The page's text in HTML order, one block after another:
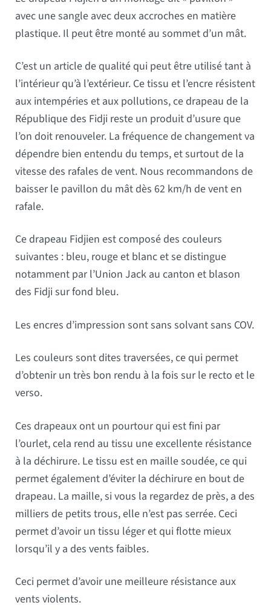
avec une sangle avec deux accroches en matière
plastique. Il peut être monté au sommet d’un mât.
C’est un article de qualité qui peut être utilisé tant à
l’intérieur qu’à l’extérieur. Ce tissu et l’encre résistent
aux intempéries et aux pollutions, ce drapeau de la
République des Fidji reste un produit d’usure que
l’on doit renouveler. La fréquence de changement va
dépendre bien entendu du temps, et surtout de la
vitesse des rafales de vent. Nous recommandons de
baisser le pavillon du mât dès 62 km/h de vent en
rafale.
Ce drapeau Fidjien est composé des couleurs
suivantes : bleu, rouge et blanc et se distingue
notamment par l’Union Jack au canton et blason
des Fidji sur fond bleu.
Les encres d’impression sont sans solvant sans COV.
Les couleurs sont dites traversées, ce qui permet
d’obtenir un très bon rendu à la fois sur le recto et le
verso.
Ces drapeaux ont un pourtour qui est fini par
l’ourlet, cela rend au tissu une excellente résistance
à la déchirure. Le tissu est en maille soudée, ce qui
permet également d’éviter la déchirure en bout de
drapeau. La maille, si vous la regardez de près, a des
milliers de petits trous, elle n’est pas serrée. Ceci
permet d’avoir un tissu léger et qui flotte mieux
lorsqu’il y a des vents faibles.
Ceci permet d’avoir une meilleure résistance aux
vents violents.